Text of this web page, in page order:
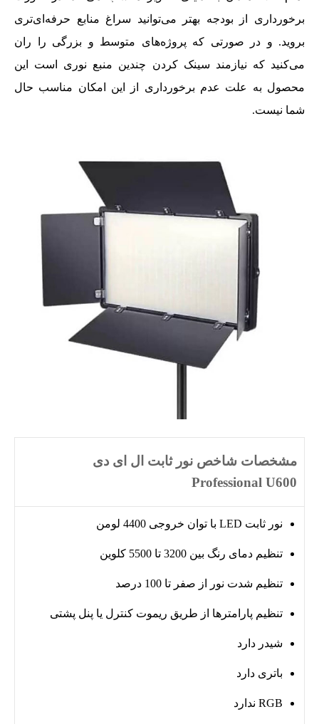
برخورداری از بودجه بهتر می‌توانید سراغ منابع حرفه‌ای‌تری
بروید. و در صورتی که پروژه‌های متوسط و بزرگی را ران
می‌کنید که نیازمند سینک کردن چندین منبع نوری است این
محصول به علت عدم برخورداری از این امکان مناسب حال
شما نیست.
مشخصات شاخص نور ثابت ال ای دی
Professional U600
نور ثابت LED با توان خروجی 4400 لومن
تنظیم دمای رنگ بین 3200 تا 5500 کلوین
تنظیم شدت نور از صفر تا 100 درصد
تنظیم پارامترها از طریق ریموت کنترل یا پنل پشتی
شیدر دارد
باتری دارد
RGB ندارد